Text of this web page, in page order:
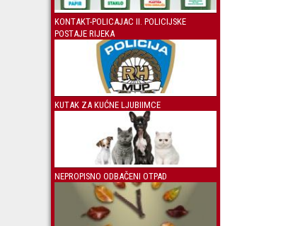
KONTAKT-POLICAJAC II. POLICIJSKE
POSTAJE RIJEKA
KUTAK ZA KUĆNE LJUBIIMCE
NEPROPISNO ODBAČENI OTPAD